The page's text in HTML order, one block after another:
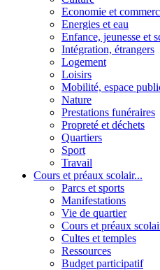
Economie et
Energies et eau
Enfance, jeunesse et
Intégration, étrangers
Logement
Loisirs
Mobilité, espace
Nature
Prestations funéraires
Propreté et déchets
Quartiers
Sport
Travail
Cours et préaux scolair...
Parcs et sports
Manifestations
Vie de quartier
Cours et préaux
Cultes et temples
Ressources
Budget participatif